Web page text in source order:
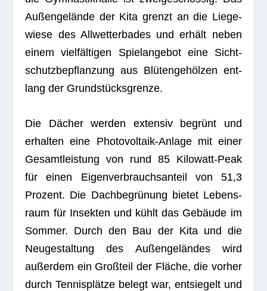
Außen­ge­lände der Kita grenzt an die Lie­ge­
wiese des All­wet­ter­ba­des und erhält neben
einem viel­fäl­ti­gen Spiel­an­ge­bot eine Sicht­
schutz­be­pflan­zung aus Blü­ten­ge­höl­zen ent­
lang der Grundstücksgrenze.
Die Dächer wer­den exten­siv begrünt und
erhal­ten eine Pho­to­vol­taik-Anlage mit einer
Gesamt­leis­tung von rund 85 Kilo­watt-Peak
für einen Eigen­ver­brauchs­an­teil von 51,3
Pro­zent. Die Dach­be­grü­nung bie­tet Lebens­
raum für Insek­ten und kühlt das Gebäude im
Som­mer. Durch den Bau der Kita und die
Neu­ge­stal­tung des Außen­ge­län­des wird
außer­dem ein Groß­teil der Flä­che, die vor­her
durch Ten­nis­plätze belegt war, ent­sie­gelt und